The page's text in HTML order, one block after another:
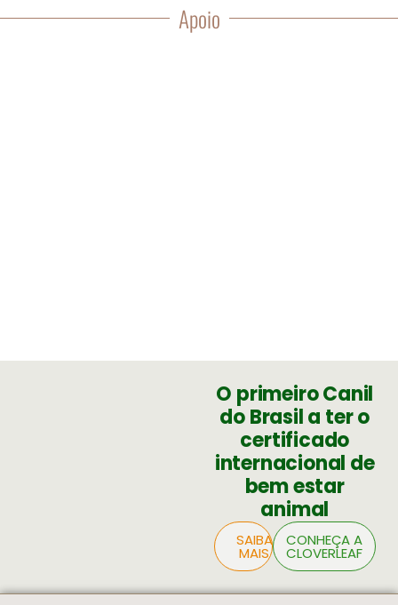
Apoio
O primeiro Canil
do Brasil a ter o
certificado
internacional de
bem estar
animal
SAIBA
MAIS
CONHEÇA A
CLOVERLEAF